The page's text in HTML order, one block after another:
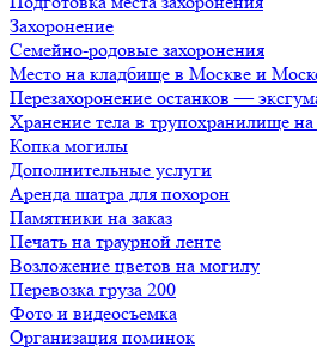
Захоронение
Семейно-родовые захоронения
Место на кладбище в Москве и
Перезахоронение останков —
Хранение тела в трупохранилище
Копка могилы
Дополнительные услуги
Аренда шатра для похорон
Памятники на заказ
Печать на траурной ленте
Возложение цветов на могилу
Перевозка груза 200
Фото и видеосъемка
Организация поминок